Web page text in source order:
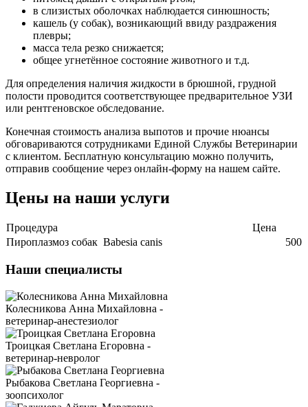
в слизистых оболочках наблюдается синюшность;
кашель (у собак), возникающий ввиду раздражения
плевры;
масса тела резко снижается;
общее угнетённое состояние животного и т.д.
Для определения наличия жидкости в брюшной, грудной
полости проводится соответствующее предварительное УЗИ
или рентгеновское обследование.
Конечная стоимость анализа выпотов и прочие нюансы
обговариваются сотрудниками Единой Службы Ветеринарии
с клиентом. Бесплатную консультацию можно получить,
отправив сообщение через онлайн-форму на нашем сайте.
Цены на наши услуги
Процедура
Цена
Пироплазмоз собак Babesia canis
500
Наши специалисты
Колесникова Анна Михайловна -
ветеринар-анестезиолог
Троицкая Светлана Егоровна -
ветеринар-невролог
Рыбакова Светлана Георгиевна -
зоопсихолог